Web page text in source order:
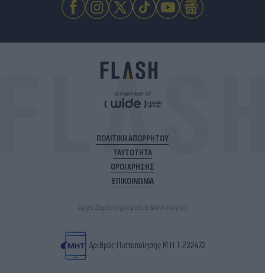
ΠΟΛΙΤΙΚΗ ΑΠΟΡΡΗΤΟΥ
ΤΑΥΤΟΤΗΤΑ
ΟΡΟΙ ΧΡΗΣΗΣ
ΕΠΙΚΟΙΝΩΝΙΑ
Αρχές Δημοσιογραφίας & Δεοντολογίας
Αριθμός Πιστοποίησης Μ.Η.Τ.232472